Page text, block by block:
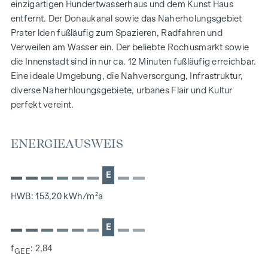
Betriebsflächen.
Der große Vorteil: Beide Flächen sind funktional miteinander
kombinierbar, bleiben aber durch ihre separate
Begehbarkeit (auch Straßenseitig) vollkommen flexibel
nutzbar — ideal für Unternehmen, die Frontend und
Backend, Präsentation und Logistik oder Kreativität und
Storage effizient vereinen möchten.
• Galerie mit Kunstarchiv
• Weinhandel mit Lagerkeller
einzigartigen Hundertwasserhaus und dem Kunst Haus
entfernt. Der Donaukanal sowie das Naherholungsgebiet
Prater lden fußläufig zum Spazieren, Radfahren und
Verweilen am Wasser ein. Der beliebte Rochusmarkt sowie
die Innenstadt sind in nur ca. 12 Minuten fußläufig erreichbar.
Eine ideale Umgebung, die Nahversorgung, Infrastruktur,
diverse Naherhloungsgebiete, urbanes Flair und Kultur
perfekt vereint.
ENERGIEAUSWEIS
E
HWB: 153,20 kWh/m²a
E
fGEE: 2,84